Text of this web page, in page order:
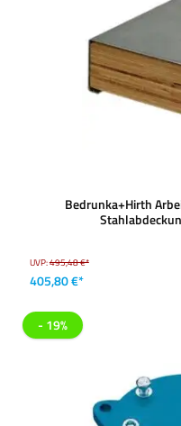
Bedrunka+Hirth
UVP:495,48 €*
405,80 €*
- 19%